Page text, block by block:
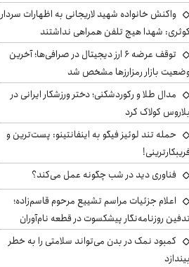
واکنش خانواده شهید لاریجانی به اظهارات سردار
کوثری: شهدا هیچ تلفن همراهی نداشتند
توقف عرضه ۶ ارز دیجیتال در صرافی‌ها؛ آخرین
بازار رمزارزها مشخص شد
مدال طلا و رکوردشکنی؛ دختر ورزشکار ایرانی در
بلاروس کولاک کرد
حمله تند لوئیز فیگو به اینفانتینو: پست‌ترین و
فناوری دید در شب چگونه عمل می‌کند؟
اعلام جزئیات مراسم تشییع مرحوم قاسم‌زاده؛
روزنامه‌نگار پیشکسوت در قطعه نام‌آوران
کمبود نمک در بدن می‌تواند سلامتی را به خطر
بیندازد